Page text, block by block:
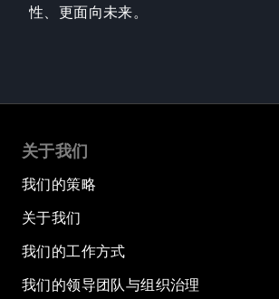
性、更面向未来。
关于我们
我们的策略
关于我们
我们的工作方式
我们的领导团队与组织治理